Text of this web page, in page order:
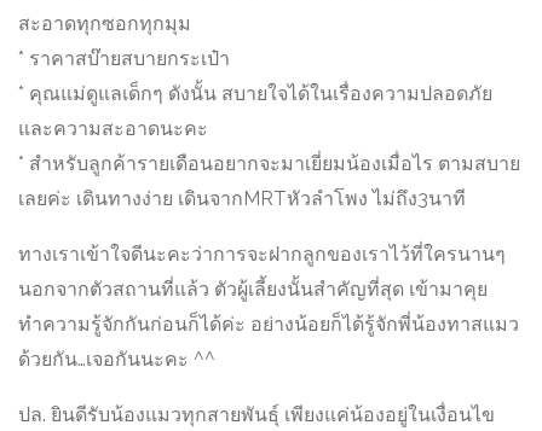
สะอาดทุกซอกทุกมุม
* ราคาสบ๊ายสบายกระเป๋า
* คุณแม่ดูแลเด็กๆ ดังนั้น สบายใจได้ในเรื่องความปลอดภัย
และความสะอาดนะคะ
* สำหรับลูกค้ารายเดือนอยากจะมาเยี่ยมน้องเมื่อไร ตามสบาย
เลยค่ะ เดินทางง่าย เดินจากMRTหัวลำโพง ไม่ถึง3นาที
ทางเราเข้าใจดีนะคะว่าการจะฝากลูกของเราไว้ที่ใครนานๆ
นอกจากตัวสถานที่แล้ว ตัวผู้เลี้ยงนั้นสำคัญที่สุด เข้ามาคุย
ทำความรู้จักกันก่อนก็ได้ค่ะ อย่างน้อยก็ได้รู้จักพี่น้องทาสแมว
ด้วยกัน…เจอกันนะคะ ^^
ปล. ยินดีรับน้องแมวทุกสายพันธุ์ เพียงแค่น้องอยู่ในเงื่อนไข